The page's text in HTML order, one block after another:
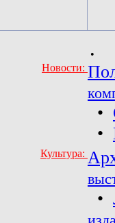
•
Новости:
•
•
Культура:
•